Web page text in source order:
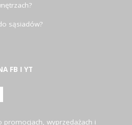
sąsiadów?
FB I YT
promocjach, wyprzedażach i